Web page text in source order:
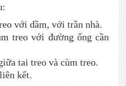
với dầm, với trần nhà.
treo với đường ống cần
tai treo và cùm treo.
kết.